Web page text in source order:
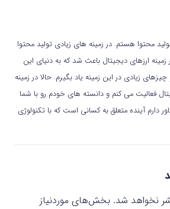
محتوا هستم. در زمینه های زیادی تولید محتوا
زمینه ارزهای دیجیتال باعث شد که به دنیای این
زیادی در این زمینه یاد بگیرم. حالا در زمینه
فعالیت می کنم و دانسته های خودم رو با شما
دارم آینده متعلق به کسانی است که با تکنولوژی
نخواهد شد. بخش‌های موردنیاز